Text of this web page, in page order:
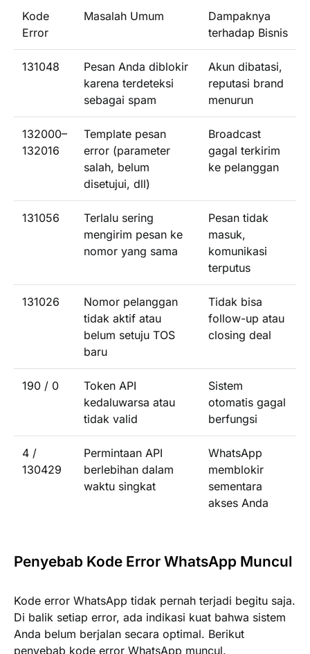
Kode
Error
Masalah Umum
Dampaknya
terhadap Bisnis
131048
Pesan Anda diblokir
karena terdeteksi
sebagai spam
Akun dibatasi,
reputasi brand
menurun
132000–
132016
Template pesan
error (parameter
salah, belum
disetujui, dll)
Broadcast
gagal terkirim
ke pelanggan
131056
Terlalu sering
mengirim pesan ke
nomor yang sama
Pesan tidak
masuk,
komunikasi
terputus
131026
Nomor pelanggan
tidak aktif atau
belum setuju TOS
baru
Tidak bisa
follow-up atau
closing deal
190 / 0
Token API
kedaluwarsa atau
tidak valid
Sistem
otomatis gagal
berfungsi
4 /
130429
Permintaan API
berlebihan dalam
waktu singkat
WhatsApp
memblokir
sementara
akses Anda
Penyebab Kode Error WhatsApp Muncul
Kode error WhatsApp tidak pernah terjadi begitu saja.
Di balik setiap error, ada indikasi kuat bahwa sistem
Anda belum berjalan secara optimal. Berikut
penyebab kode error WhatsApp muncul.